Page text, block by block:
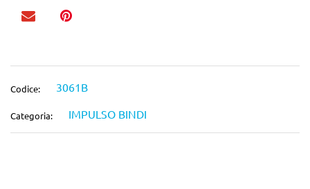
Codice: 3061B
Categoria: IMPULSO BINDI